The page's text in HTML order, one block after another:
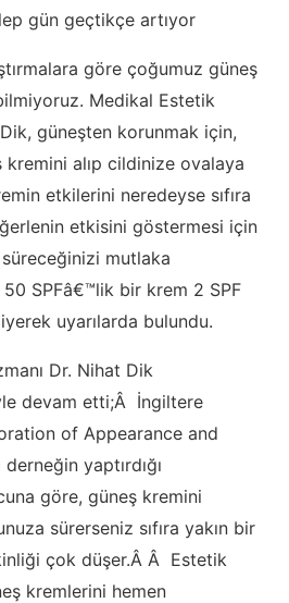
gün geçtikçe artıyor
göre çoğumuz güneş
Medikal Estetik
güneşten korunmak için,
kremini alıp cildinize ovalaya
etkilerini neredeyse sıfıra
etkisini göstermesi için
mutlaka
SPFâ€™lik bir krem 2 SPF
uyarılarda bulundu.
Dr. Nihat Dik
devam etti;Â İngiltere
of Appearance and
yaptırdığı
göre, güneş kremini
sürerseniz sıfıra yakın bir
çok düşer.Â Â Estetik
kremlerini hemen